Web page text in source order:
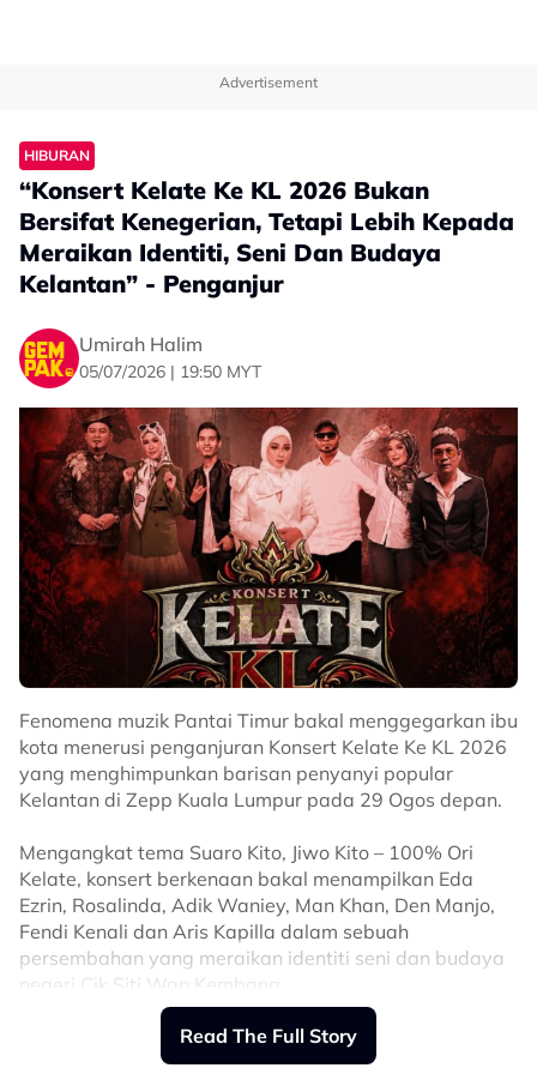
Advertisement
HIBURAN
“Konsert Kelate Ke KL 2026 Bukan
Bersifat Kenegerian, Tetapi Lebih Kepada
Meraikan Identiti, Seni Dan Budaya
Kelantan” - Penganjur
Umirah Halim
05/07/2026 | 19:50 MYT
Fenomena muzik Pantai Timur bakal menggegarkan ibu
kota menerusi penganjuran Konsert Kelate Ke KL 2026
yang menghimpunkan barisan penyanyi popular
Kelantan di Zepp Kuala Lumpur pada 29 Ogos depan.
Mengangkat tema Suaro Kito, Jiwo Kito – 100% Ori
Kelate, konsert berkenaan bakal menampilkan Eda
Ezrin, Rosalinda, Adik Waniey, Man Khan, Den Manjo,
Fendi Kenali dan Aris Kapilla dalam sebuah
persembahan yang meraikan identiti seni dan budaya
negeri Cik Siti Wan Kembang.
Pengarah Projek Konsert Kelate Ke KL 2026, Ayob Abd.
Majid berkata, penganjuran tersebut bukan sekadar
Read The Full Story